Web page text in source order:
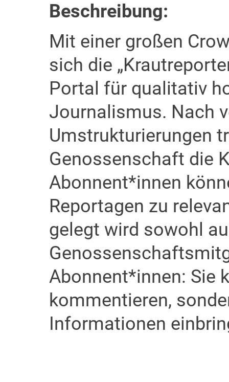
Beschreibung:
Mit einer großen
sich die
Portal für qualitativ
Journalismus. Nach
Umstrukturierungen
Genossenschaft die
Abonnent*innen
Reportagen zu
gelegt wird sowohl
Abonnent*innen: Sie
kommentieren,
Informationen